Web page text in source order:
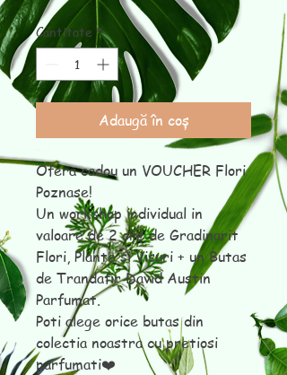
normal
redus
Cantitate *
Adaugă în coș
Ofera cadou un VOUCHER Flori
Poznase!
Un workshop individual in
valoare de 2 ore de Gradinarit
Flori, Plante si Visuri + un Butas
de Trandafir David Austin
Parfumat.
Poti alege orice butas din
colectia noastra cu pretiosi
parfumati❤️